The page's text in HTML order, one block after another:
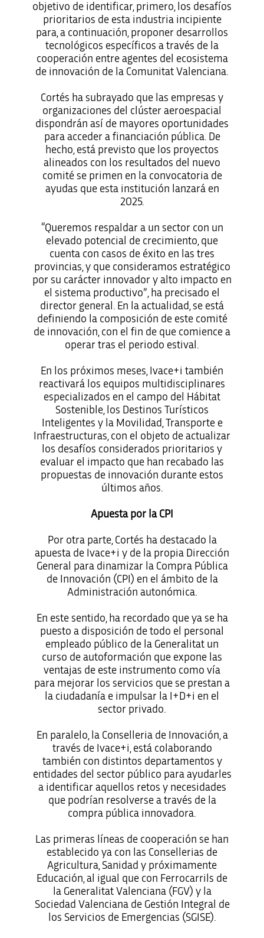
objetivo de identificar, primero, los desafíos
prioritarios de esta industria incipiente
para, a continuación, proponer desarrollos
tecnológicos específicos a través de la
cooperación entre agentes del ecosistema
de innovación de la Comunitat Valenciana.
Cortés ha subrayado que las empresas y
organizaciones del clúster aeroespacial
dispondrán así de mayores oportunidades
para acceder a financiación pública. De
hecho, está previsto que los proyectos
alineados con los resultados del nuevo
comité se primen en la convocatoria de
ayudas que esta institución lanzará en
2025.
“Queremos respaldar a un sector con un
elevado potencial de crecimiento, que
cuenta con casos de éxito en las tres
provincias, y que consideramos estratégico
por su carácter innovador y alto impacto en
el sistema productivo”, ha precisado el
director general. En la actualidad, se está
definiendo la composición de este comité
de innovación, con el fin de que comience a
operar tras el periodo estival.
En los próximos meses, Ivace+i también
reactivará los equipos multidisciplinares
especializados en el campo del Hábitat
Sostenible, los Destinos Turísticos
Inteligentes y la Movilidad, Transporte e
Infraestructuras, con el objeto de actualizar
los desafíos considerados prioritarios y
evaluar el impacto que han recabado las
propuestas de innovación durante estos
últimos años.
Apuesta por la CPI
Por otra parte, Cortés ha destacado la
apuesta de Ivace+i y de la propia Dirección
General para dinamizar la Compra Pública
de Innovación (CPI) en el ámbito de la
Administración autonómica.
En este sentido, ha recordado que ya se ha
puesto a disposición de todo el personal
empleado público de la Generalitat un
curso de autoformación que expone las
ventajas de este instrumento como vía
para mejorar los servicios que se prestan a
la ciudadanía e impulsar la I+D+i en el
sector privado.
En paralelo, la Conselleria de Innovación, a
través de Ivace+i, está colaborando
también con distintos departamentos y
entidades del sector público para ayudarles
a identificar aquellos retos y necesidades
que podrían resolverse a través de la
compra pública innovadora.
Las primeras líneas de cooperación se han
establecido ya con las Consellerias de
Agricultura, Sanidad y próximamente
Educación, al igual que con Ferrocarrils de
la Generalitat Valenciana (FGV) y la
Sociedad Valenciana de Gestión Integral de
los Servicios de Emergencias (SGISE).